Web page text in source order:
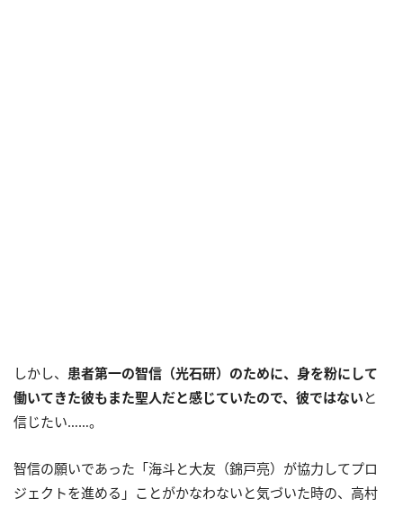
しかし、 患者第一の智信（光石研）のために、身を粉にして
働いてきた彼もまた聖人だと感じていたので、彼ではない と
信じたい……。
智信の願いであった「海斗と大友（錦戸亮）が協力してプロ
ジェクトを進める」ことがかなわないと気づいた時の、高村